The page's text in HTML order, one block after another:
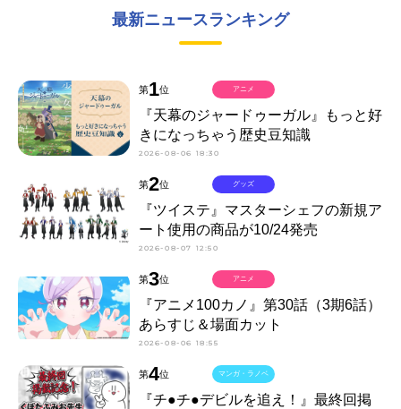
最新ニュースランキング
第1位
『天幕のジャードゥーガル』もっと好
きになっちゃう歴史豆知識
2026-08-06 18:30
アニメ
第2位
『ツイステ』マスターシェフの新規ア
ート使用の商品が10/24発売
2026-08-07 12:50
グッズ
第3位
『アニメ100カノ』第30話（3期6話）
あらすじ＆場面カット
2026-08-06 18:55
アニメ
第4位
『チ●チ●デビルを追え！』最終回掲
マンガ・ラノベ